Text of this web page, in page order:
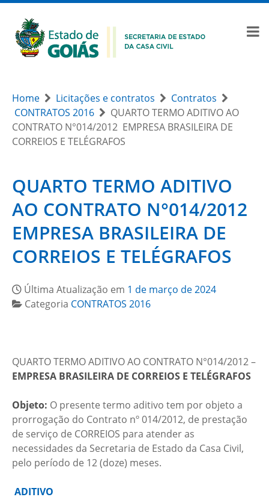
Home Licitações e contratos
Contratos
CONTRATOS 2016
QUARTO TERMO ADITIVO AO
CONTRATO N°014/2012  EMPRESA BRASILEIRA DE
CORREIOS E TELÉGRAFOS
QUARTO TERMO ADITIVO
AO CONTRATO N°014/2012 
EMPRESA BRASILEIRA DE
CORREIOS E TELÉGRAFOS
Última Atualização em 1 de março de 2024
Categoria CONTRATOS 2016
QUARTO TERMO ADITIVO AO CONTRATO N°014/2012 –
EMPRESA BRASILEIRA DE CORREIOS E TELÉGRAFOS
Objeto: O presente termo aditivo tem por objeto a
prorrogação do Contrato nº 014/2012, de prestação
de serviço de CORREIOS para atender as
necessidades da Secretaria de Estado da Casa Civil,
pelo período de 12 (doze) meses.
ADITIVO